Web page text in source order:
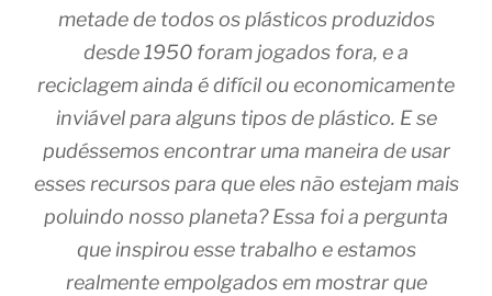
metade de todos os plásticos produzidos
desde 1950 foram jogados fora, e a
reciclagem ainda é difícil ou economicamente
inviável para alguns tipos de plástico. E se
pudéssemos encontrar uma maneira de usar
esses recursos para que eles não estejam mais
poluindo nosso planeta? Essa foi a pergunta
que inspirou esse trabalho e estamos
realmente empolgados em mostrar que